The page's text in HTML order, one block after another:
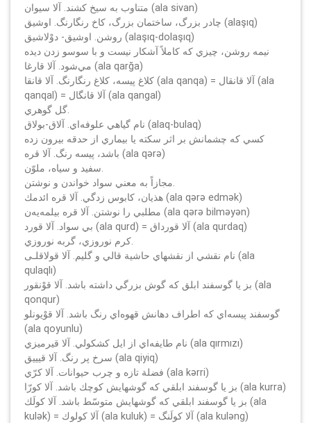
متناوب به سيخ كشند. آلا سيوان (ala sivan)
چادر بزرگ، ساختمان بزرگ، كاخ رنگارنگ. اوشيق (alaşıq)
روشن. اوشيق- دوْلاشيق (alaşıq-dolaşıq)
نيمه روشن، چيزي كه كاملاً آشكار نيست و با سوسو زدن ديده
مي‌شود. آلا قارغا (ala qarğa)
كلاغ پيسه، كلاغ رنگارنگ. آلا قانقا (ala qanqa) = آلا قانقال (ala
qanqal) = آلا قانگال (ala qangal)
نام گياهي علوفه‌اي. آلاق-بولاق (alaq-bulaq)
كسي كه چشمانش بر اثر سكته يا بيماري از حدقه بيرون زده
باشد، پيسه رنگ. آلا قره (ala qәrә)
هذيان، كابوس زدگي. آلا قره ائدمك (ala qәrә edmәk)
مطلبي را نوشتن. آلا قره بيلمه‌يه‌ن (ala qәrә bilmәyәn)
بي سواد. آلا قورد (ala qurd) = آلا قورداق (ala qurdaq)
نام نقشي از نقشهاي حاشية قالي و گليم. آلا قولاقلـی (ala
qulaqlı)
بز يا گوسفند ابلق كه گوش بزرگي داشته باشد. آلا قوْنقور (ala
qonqur)
گوسفند پيسه‌اي كه اطراف دهانش قهوه‌اي رنگ باشد. آلا قوْيونلو
(ala qoyunlu)
نام طايفه‌اي از ايل كشكولي. آلا قيرميزي (ala qırmızı)
سرخ پر رنگ. آلا قيييق (ala qiyiq)
فضلة تازه و چرب حيوانات. آلا كرّي (ala kәrri)
بز يا گوسفند ابلقي كه گوشهايش كوچك باشد. آلا كورّا (ala kurra)
بز يا گوسفند ابلقي كه گوشهايش متوسّط باشد. آلا كولَك (ala
kulәk) = آلا كولوك (ala kuluk) = آلا كولَنگ (ala kulәng)